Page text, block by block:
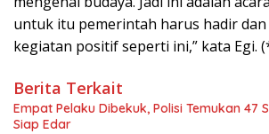
untuk itu pemerintah harus hadir
kegiatan positif seperti ini,” kata Egi.
Berita Terkait
Empat Pelaku Dibekuk, Polisi Temukan 47
Siap Edar